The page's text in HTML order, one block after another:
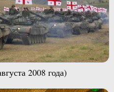
2008 года)